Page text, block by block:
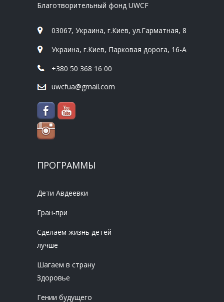
Благотворительный фонд UWCF
03067, Украина, г.Киев, ул.Гарматная, 8
Украина, г.Киев, Парковая дорога, 16-А
+380 50 368 16 00
uwcfua@gmail.com
ПРОГРАММЫ
Дети Авдеевки
Гран-при
Сделаем жизнь детей
лучше
Шагаем в страну
Здоровье
Гении будущего